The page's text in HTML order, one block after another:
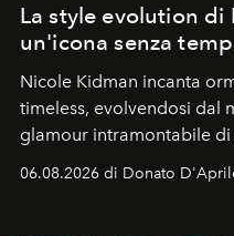
La style evolution di
un'icona senza
Nicole Kidman incanta
timeless, evolvendosi dal
glamour intramontabile di
06.08.2026 di Donato